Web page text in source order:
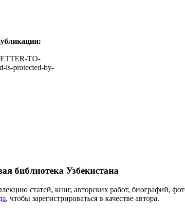
TO-
is-protected-by-
библиотека Узбекистана
статей, книг, авторских работ, биографий,
, чтобы зарегистрироваться в качестве автора.